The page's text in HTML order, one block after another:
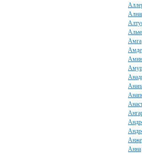
Амга
Анна